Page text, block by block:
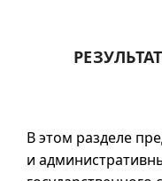
В этом разделе
и